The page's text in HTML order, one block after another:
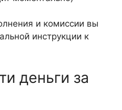
и комиссии вы
инструкции к
деньги за